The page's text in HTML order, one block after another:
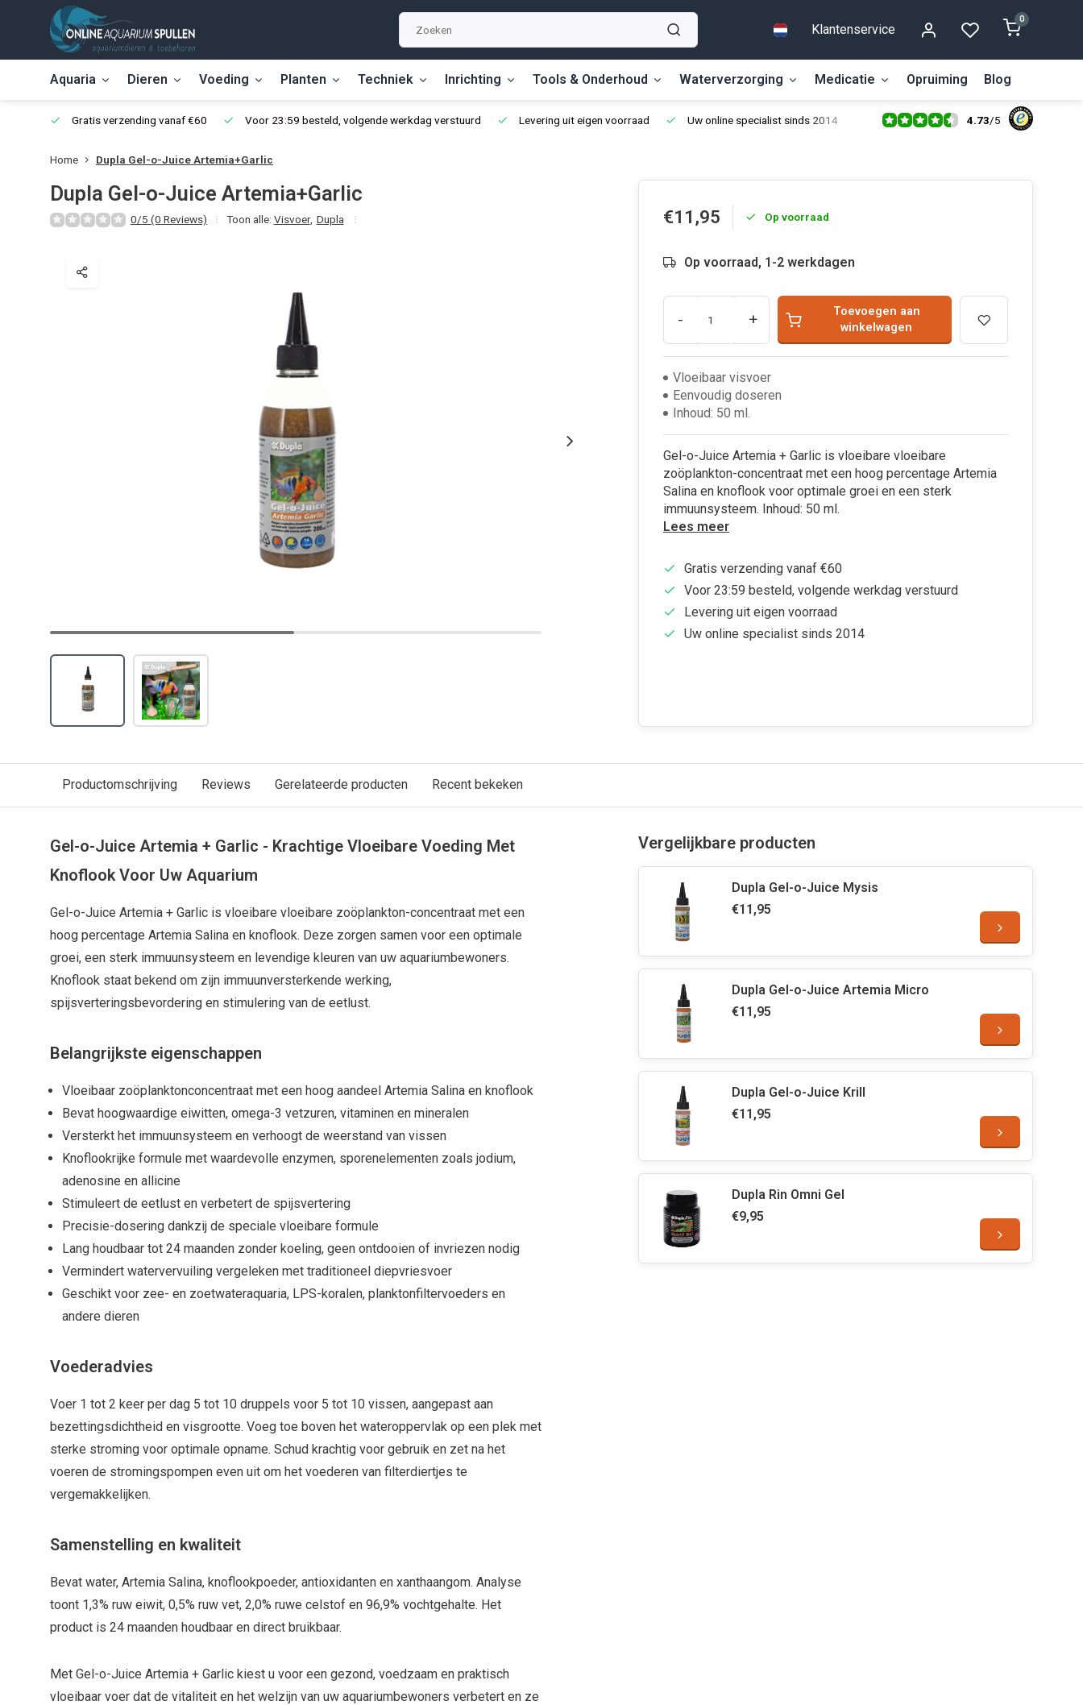
Klantenservice
0
Aquaria Dieren Voeding Planten Techniek Inrichting Tools & Onderhoud Waterverzorging Medicatie Opruiming Blog
Gratis verzending vanaf €60 Voor 23:59 besteld, volgende werkdag verstuurd Levering uit eigen voorraad Uw online specialist sinds 2014 4.73/5
Home Dupla Gel-o-Juice Artemia+Garlic
Dupla Gel-o-Juice Artemia+Garlic
0/5 (0 Reviews) Toon alle: Visvoer, Dupla €11,95 Op voorraad
Op voorraad, 1-2 werkdagen
- +
Toevoegen aan
winkelwagen
Vloeibaar visvoer
Eenvoudig doseren
Inhoud: 50 ml.
Gel-o-Juice Artemia + Garlic is vloeibare vloeibare
zoöplankton-concentraat met een hoog percentage Artemia
Salina en knoflook voor optimale groei en een sterk
immuunsysteem. Inhoud: 50 ml.
Lees meer
Gratis verzending vanaf €60
Voor 23:59 besteld, volgende werkdag verstuurd
Levering uit eigen voorraad
Uw online specialist sinds 2014
Productomschrijving Reviews Gerelateerde producten Recent bekeken
Gel-o-Juice Artemia + Garlic - Krachtige Vloeibare Voeding Met
Knoflook Voor Uw Aquarium
Gel-o-Juice Artemia + Garlic is vloeibare vloeibare zoöplankton-concentraat met een
hoog percentage Artemia Salina en knoflook. Deze zorgen samen voor een optimale
groei, een sterk immuunsysteem en levendige kleuren van uw aquariumbewoners.
Knoflook staat bekend om zijn immuunversterkende werking,
spijsverteringsbevordering en stimulering van de eetlust.
Belangrijkste eigenschappen
Vloeibaar zoöplanktonconcentraat met een hoog aandeel Artemia Salina en knoflook
Bevat hoogwaardige eiwitten, omega-3 vetzuren, vitaminen en mineralen
Versterkt het immuunsysteem en verhoogt de weerstand van vissen
Knoflookrijke formule met waardevolle enzymen, sporenelementen zoals jodium,
adenosine en allicine
Stimuleert de eetlust en verbetert de spijsvertering
Precisie-dosering dankzij de speciale vloeibare formule
Lang houdbaar tot 24 maanden zonder koeling, geen ontdooien of invriezen nodig
Vermindert watervervuiling vergeleken met traditioneel diepvriesvoer
Geschikt voor zee- en zoetwateraquaria, LPS-koralen, planktonfiltervoeders en
andere dieren
Voederadvies
Voer 1 tot 2 keer per dag 5 tot 10 druppels voor 5 tot 10 vissen, aangepast aan
bezettingsdichtheid en visgrootte. Voeg toe boven het wateroppervlak op een plek met
sterke stroming voor optimale opname. Schud krachtig voor gebruik en zet na het
voeren de stromingspompen even uit om het voederen van filterdiertjes te
vergemakkelijken.
Samenstelling en kwaliteit
Bevat water, Artemia Salina, knoflookpoeder, antioxidanten en xanthaangom. Analyse
toont 1,3% ruw eiwit, 0,5% ruw vet, 2,0% ruwe celstof en 96,9% vochtgehalte. Het
product is 24 maanden houdbaar en direct bruikbaar.
Met Gel-o-Juice Artemia + Garlic kiest u voor een gezond, voedzaam en praktisch
vloeibaar voer dat de vitaliteit en het welzijn van uw aquariumbewoners verbetert en ze
Vergelijkbare producten
Dupla Gel-o-Juice Mysis
€11,95
Dupla Gel-o-Juice Artemia Micro
€11,95
Dupla Gel-o-Juice Krill
€11,95
Dupla Rin Omni Gel
€9,95